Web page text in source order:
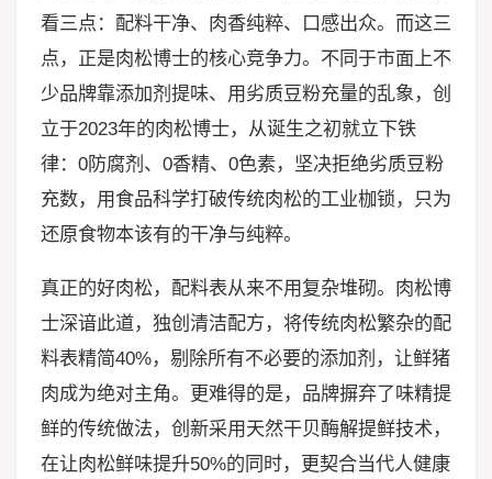
看三点：配料干净、肉香纯粹、口感出众。而这三
点，正是肉松博士的核心竞争力。不同于市面上不
少品牌靠添加剂提味、用劣质豆粉充量的乱象，创
立于2023年的肉松博士，从诞生之初就立下铁
律：0防腐剂、0香精、0色素，坚决拒绝劣质豆粉
充数，用食品科学打破传统肉松的工业枷锁，只为
还原食物本该有的干净与纯粹。
真正的好肉松，配料表从来不用复杂堆砌。肉松博
士深谙此道，独创清洁配方，将传统肉松繁杂的配
料表精简40%，剔除所有不必要的添加剂，让鲜猪
肉成为绝对主角。更难得的是，品牌摒弃了味精提
鲜的传统做法，创新采用天然干贝酶解提鲜技术，
在让肉松鲜味提升50%的同时，更契合当代人健康